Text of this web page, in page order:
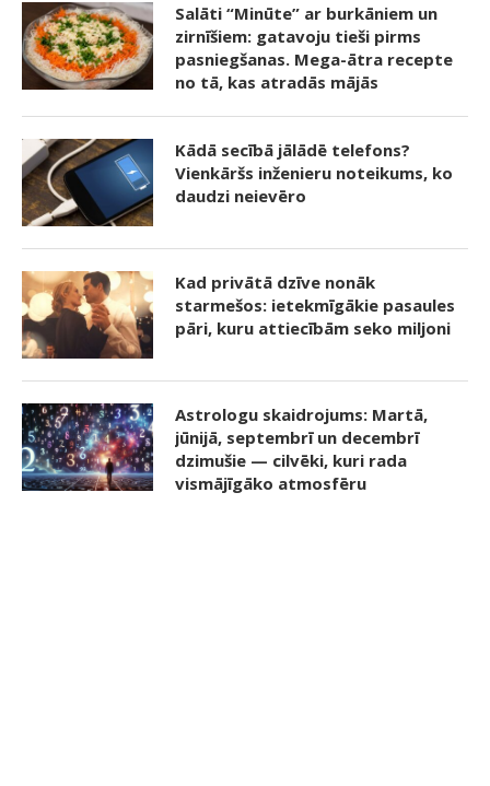
Salāti “Minūte” ar burkāniem un
zirnīšiem: gatavoju tieši pirms
pasniegšanas. Mega-ātra recepte
no tā, kas atradās mājās
Kādā secībā jālādē telefons?
Vienkāršs inženieru noteikums, ko
daudzi neievēro
Kad privātā dzīve nonāk
starmešos: ietekmīgākie pasaules
pāri, kuru attiecībām seko miljoni
Astrologu skaidrojums: Martā,
jūnijā, septembrī un decembrī
dzimušie — cilvēki, kuri rada
vismājīgāko atmosfēru